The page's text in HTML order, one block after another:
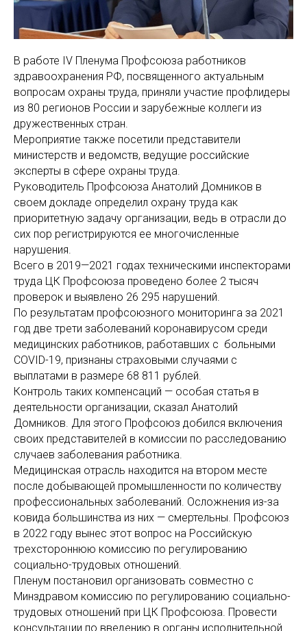
В работе IV Пленума Профсоюза работников
здравоохранения РФ, посвященного актуальным
вопросам охраны труда, приняли участие профлидеры
из 80 регионов России и зарубежные коллеги из
дружественных стран.
Мероприятие также посетили представители
министерств и ведомств, ведущие российские
эксперты в сфере охраны труда.
Руководитель Профсоюза Анатолий Домников в
своем докладе определил охрану труда как
приоритетную задачу организации, ведь в отрасли до
сих пор регистрируются ее многочисленные
нарушения.
Всего в 2019—2021 годах техническими инспекторами
труда ЦК Профсоюза проведено более 2 тысяч
проверок и выявлено 26 295 нарушений.
По результатам профсоюзного мониторинга за 2021
год две трети заболеваний коронавирусом среди
медицинских работников, работавших с больными
COVID-19, признаны страховыми случаями с
выплатами в размере 68 811 рублей.
Контроль таких компенсаций — особая статья в
деятельности организации, сказал Анатолий
Домников. Для этого Профсоюз добился включения
своих представителей в комиссии по расследованию
случаев заболевания работника.
Медицинская отрасль находится на втором месте
после добывающей промышленности по количеству
профессиональных заболеваний. Осложнения из-за
ковида большинства из них — смертельны. Профсоюз
в 2022 году вынес этот вопрос на Российскую
трехстороннюю комиссию по регулированию
социально-трудовых отношений.
Пленум постановил организовать совместно с
Минздравом комиссию по регулированию социально-
трудовых отношений при ЦК Профсоюза. Провести
консультации по введению в органы исполнительной